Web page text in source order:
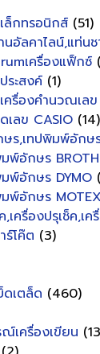
ล็กทรอนิกส์ (51)
อัลคาไลน์,แท่นช
เครื่องแฟ็กซ์
ระสงค์ (1)
ครื่องคำนวณเลข
เลข CASIO (14)
ร,เทปพิมพ์อักษ
พ์อักษร
พ์อักษร DYMO
พ์อักษร MOTEX
เครื่องปรุเช็ค,เค
ร์โค๊ต (3)
เตล็ด (460)
เครื่องเขียน